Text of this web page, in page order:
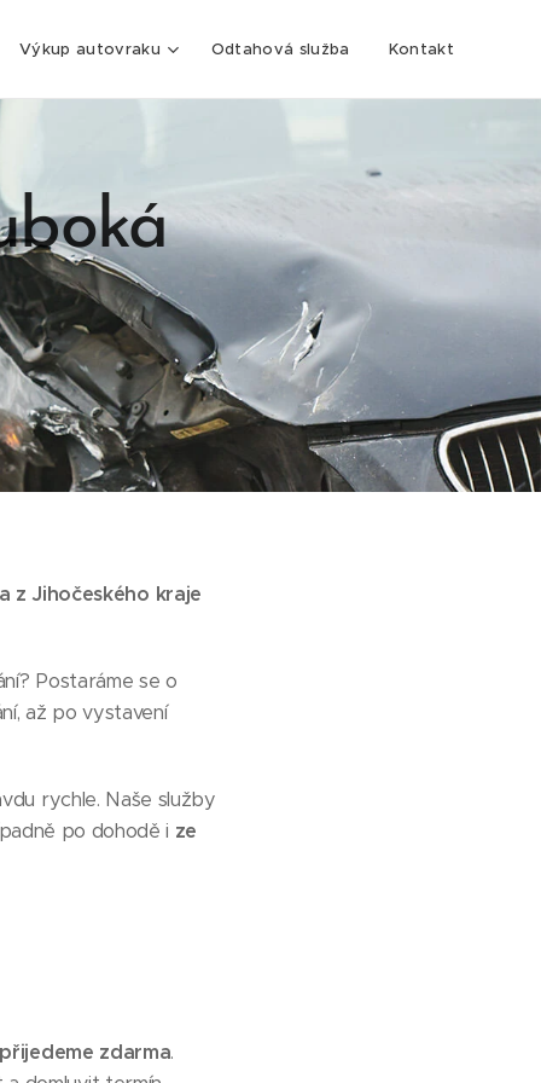
Výkup autovraku Odtahová služba Kontakt
z Jihočeského kraje
Postaráme se o
až po vystavení
rychle. Naše služby
po dohodě i ze
přijedeme zdarma.